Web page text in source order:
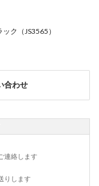
ク（JS3565）
合わせ
連絡します
りします